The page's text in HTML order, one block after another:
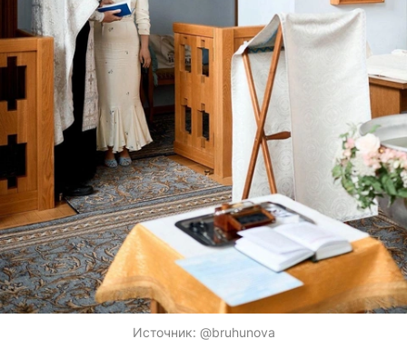
Источник: @bruhunova